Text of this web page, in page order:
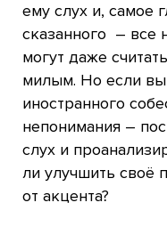
ему слух и, самое
сказанного – все
могут даже
милым. Но если вы
иностранного
непонимания –
слух и
ли улучшить своё
от акцента?